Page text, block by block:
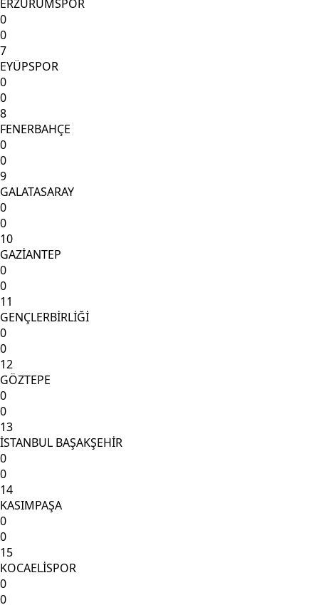
ERZURUMSPOR
0
0
7
EYÜPSPOR
0
0
8
FENERBAHÇE
0
0
9
GALATASARAY
0
0
10
GAZİANTEP
0
0
11
GENÇLERBİRLİĞİ
0
0
12
GÖZTEPE
0
0
13
İSTANBUL BAŞAKŞEHİR
0
0
14
KASIMPAŞA
0
0
15
KOCAELİSPOR
0
0